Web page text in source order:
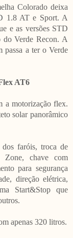
Colorado deixa
1.8 AT e Sport. A
e as versões STD
do Verde Recon. A
passa a ter o Verde
AT6
a motorização flex.
solar panorâmico
dos faróis, troca de
Zone, chave com
para segurança
direção elétrica,
Start&Stop que
apenas 320 litros.